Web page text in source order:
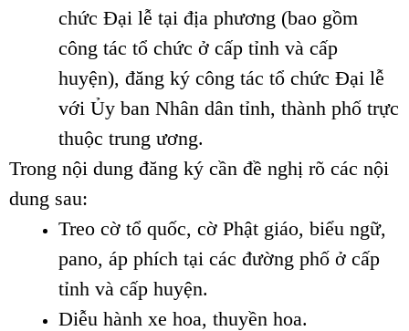
chức Đại lễ tại địa phương (bao gồm
công tác tổ chức ở cấp tỉnh và cấp
huyện), đăng ký công tác tổ chức Đại lễ
với Ủy ban Nhân dân tỉnh, thành phố trực
thuộc trung ương.
Trong nội dung đăng ký cần đề nghị rõ các nội
dung sau:
Treo cờ tổ quốc, cờ Phật giáo, biểu ngữ,
pano, áp phích tại các đường phố ở cấp
tỉnh và cấp huyện.
Diễu hành xe hoa, thuyền hoa.